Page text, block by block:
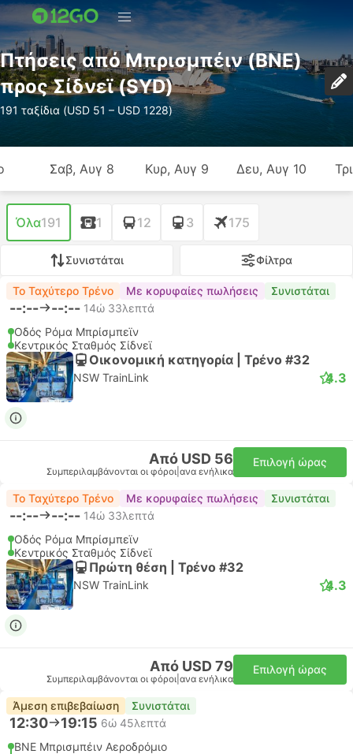
Πτήσεις από Μπρισμπέιν (BNE)
προς Σίδνεϊ (SYD)
191 ταξίδια (USD 51 – USD 1228)
Σαβ, Αυγ 8 Κυρ, Αυγ 9 Δευ, Αυγ 10
Όλα191 1 12 3 175
Συνιστάται Φίλτρα
Το Ταχύτερο Τρένο Με κορυφαίες πωλήσεις Συνιστάται
--:-- --:-- 14ώ 33λεπτά
Οδός Ρόμα Μπρίσμπεϊν
Κεντρικός Σταθμός Σίδνεϊ
Οικονομική κατηγορία | Τρένο #32
NSW TrainLink 4.3
Από USD 56
Συμπεριλαμβάνονται οι φόροι ανα ενήλικα
Επιλογή ώρας
Το Ταχύτερο Τρένο Με κορυφαίες πωλήσεις Συνιστάται
--:-- --:-- 14ώ 33λεπτά
Οδός Ρόμα Μπρίσμπεϊν
Κεντρικός Σταθμός Σίδνεϊ
Πρώτη θέση | Τρένο #32
NSW TrainLink 4.3
Από USD 79
Συμπεριλαμβάνονται οι φόροι ανα ενήλικα
Επιλογή ώρας
Άμεση επιβεβαίωση Συνιστάται
12:30 19:15 6ώ 45λεπτά
BNE Μπρισμπέιν Αεροδρόμιο